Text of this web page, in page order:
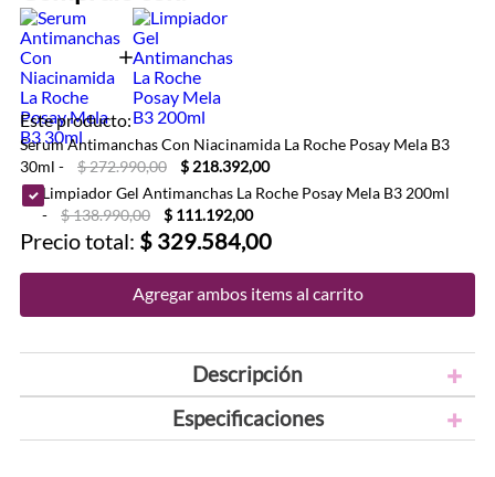
Este producto:
Serum Antimanchas Con Niacinamida La Roche Posay Mela B3
30ml - $ 272.990,00
$ 218.392,00
Limpiador Gel Antimanchas La Roche Posay Mela B3 200ml
-
$ 138.990,00 $ 111.192,00
Precio total: $ 329.584,00
Agregar ambos items al carrito
Descripción
Especificaciones